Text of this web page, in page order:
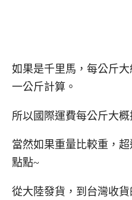
如果是千里馬，每公斤
一公斤計算。
所以國際運費每公斤大概
當然如果重量比較重，
點點~
從大陸發貨，到台灣收